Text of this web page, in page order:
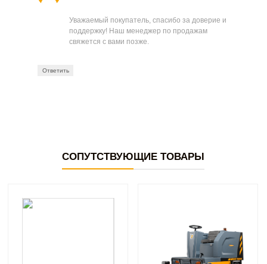
Уважаемый покупатель, спасибо за доверие и
поддержку! Наш менеджер по продажам
свяжется с вами позже.
Ответить
СОПУТСТВУЮЩИЕ ТОВАРЫ